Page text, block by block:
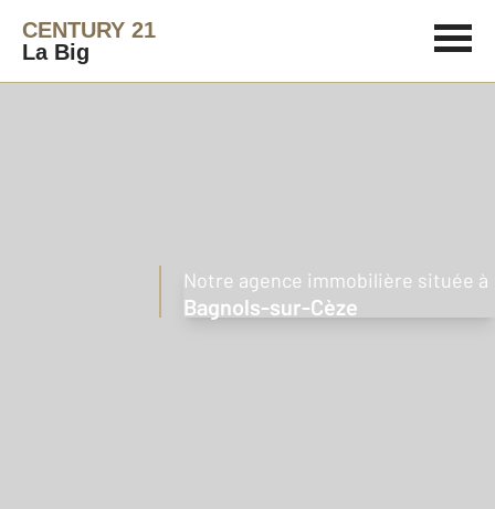
CENTURY 21
La Big
Notre agence immobilière située à
Bagnols-sur-Cèze